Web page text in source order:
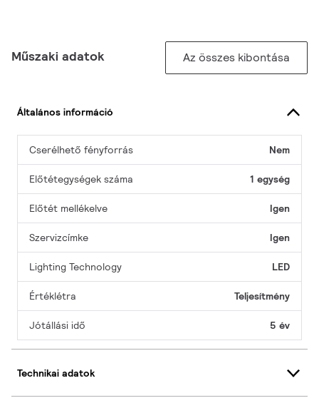
Műszaki adatok Az összes kibontása
Általános információ
Cserélhető fényforrás Nem
Előtétegységek száma 1 egység
Előtét mellékelve Igen
Szervizcímke Igen
Lighting Technology LED
Értéklétra Teljesítmény
Jótállási idő 5 év
Technikai adatok